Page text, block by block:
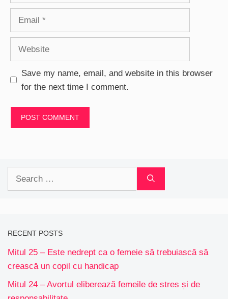
Save my name, email, and website in this browser
for the next time I comment.
Search
RECENT POSTS
Mitul 25 – Este nedrept ca o femeie să trebuiască să
crească un copil cu handicap
Mitul 24 – Avortul eliberează femeile de stres și de